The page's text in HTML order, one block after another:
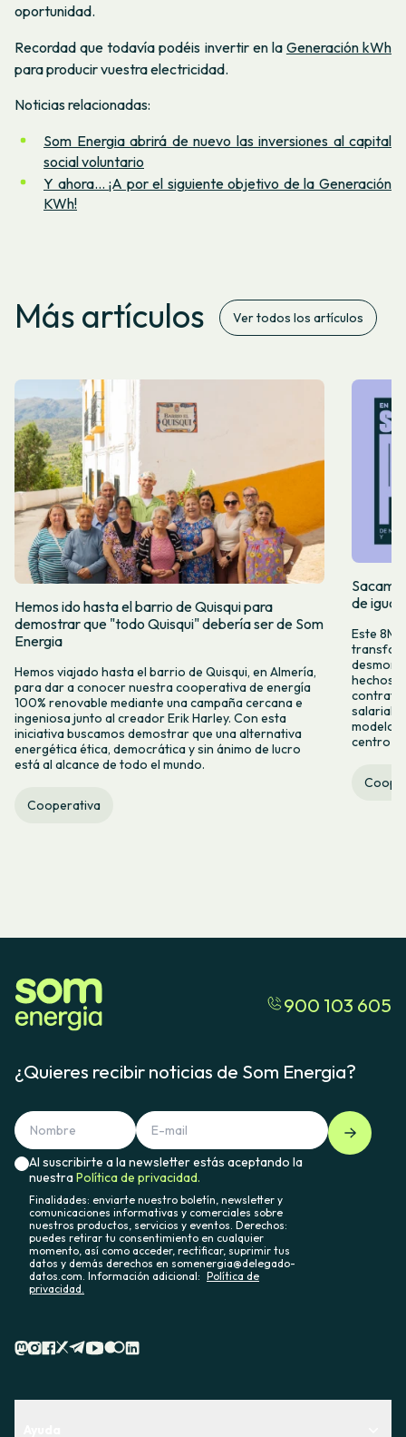
oportunidad.
Recordad que todavía podéis invertir en la Generación kWh
para producir vuestra electricidad.
Noticias relacionadas:
Som Energia abrirá de nuevo las inversiones al capital
social voluntario
Y ahora… ¡A por el siguiente objetivo de la Generación
KWh!
Más artículos Ver todos los artículos
Hemos ido hasta el barrio de Quisqui para
demostrar que "todo Quisqui" debería ser de Som
Energia
Hemos viajado hasta el barrio de Quisqui, en Almería,
para dar a conocer nuestra cooperativa de energía
100% renovable mediante una campaña cercana e
ingeniosa junto al creador Erik Harley. Con esta
iniciativa buscamos demostrar que una alternativa
energética ética, democrática y sin ánimo de lucro
está al alcance de todo el mundo.
Cooperativa
de
Este 8M,
hechos y
salarial y
modelo
centro
900 103 605
¿Quieres recibir noticias de Som Energia?
Al suscribirte a la newsletter estás aceptando la
nuestraPolítica de privacidad.
Finalidades: enviarte nuestro boletín, newsletter y
comunicaciones informativas y comerciales sobre
nuestros productos, servicios y eventos. Derechos:
puedes retirar tu consentimiento en cualquier
momento, así como acceder, rectificar, suprimir tus
datos y demás derechos en somenergia@delegado-
datos.com. Información adicional: Política de
privacidad.